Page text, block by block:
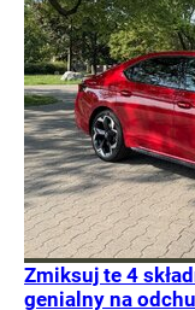
Zmiksuj te 4
genialny na